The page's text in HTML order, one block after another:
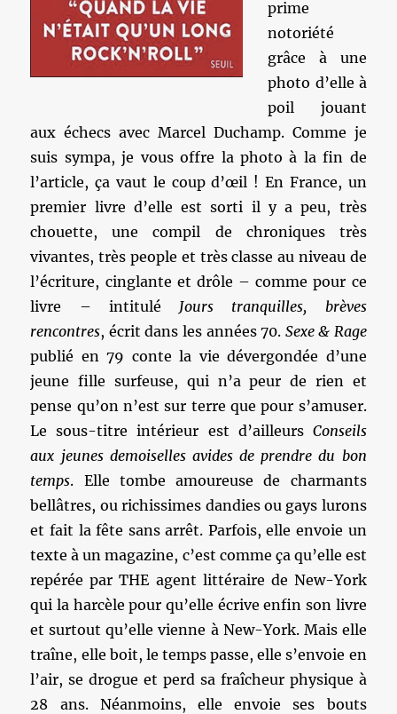
prime
notoriété
grâce à une
photo d’elle à
poil jouant
aux échecs avec Marcel Duchamp. Comme je
suis sympa, je vous offre la photo à la fin de
l’article, ça vaut le coup d’œil ! En France, un
premier livre d’elle est sorti il y a peu, très
chouette, une compil de chroniques très
vivantes, très people et très classe au niveau de
l’écriture, cinglante et drôle – comme pour ce
livre – intitulé Jours tranquilles, brèves
rencontres, écrit dans les années 70. Sexe & Rage
publié en 79 conte la vie dévergondée d’une
jeune fille surfeuse, qui n’a peur de rien et
pense qu’on n’est sur terre que pour s’amuser.
Le sous-titre intérieur est d’ailleurs Conseils
aux jeunes demoiselles avides de prendre du bon
temps. Elle tombe amoureuse de charmants
bellâtres, ou richissimes dandies ou gays lurons
et fait la fête sans arrêt. Parfois, elle envoie un
texte à un magazine, c’est comme ça qu’elle est
repérée par THE agent littéraire de New-York
qui la harcèle pour qu’elle écrive enfin son livre
et surtout qu’elle vienne à New-York. Mais elle
traîne, elle boit, le temps passe, elle s’envoie en
l’air, se drogue et perd sa fraîcheur physique à
28 ans. Néanmoins, elle envoie ses bouts